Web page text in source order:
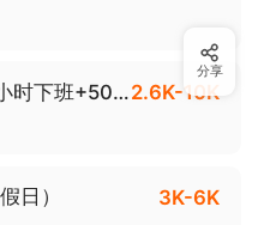
主播（不露脸+每天播3小时下班+50-60/小时时薪+可兼职可全职）2.6K-10K
日） 3K-6K
分享